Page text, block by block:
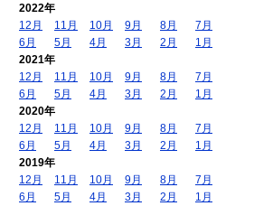
2022年
12月
11月 10月 9月 8月
7月
6月
5月 4月 3月 2月
1月
2021年
12月
11月 10月 9月 8月
7月
6月
5月 4月 3月 2月
1月
2020年
12月
11月 10月 9月 8月
7月
6月
5月 4月 3月 2月
1月
2019年
12月
11月 10月 9月 8月
7月
6月
5月 4月 3月 2月
1月